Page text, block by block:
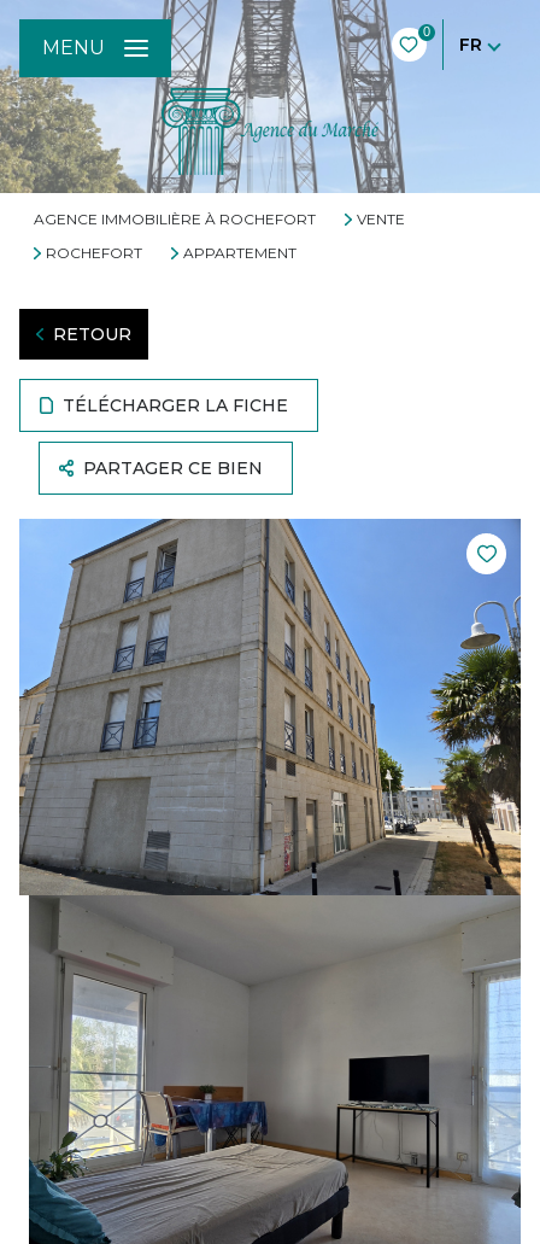
0
FR
MENU
AGENCE IMMOBILIÈRE À ROCHEFORT
VENTE
ROCHEFORT
APPARTEMENT
RETOUR
TÉLÉCHARGER LA FICHE
PARTAGER CE BIEN